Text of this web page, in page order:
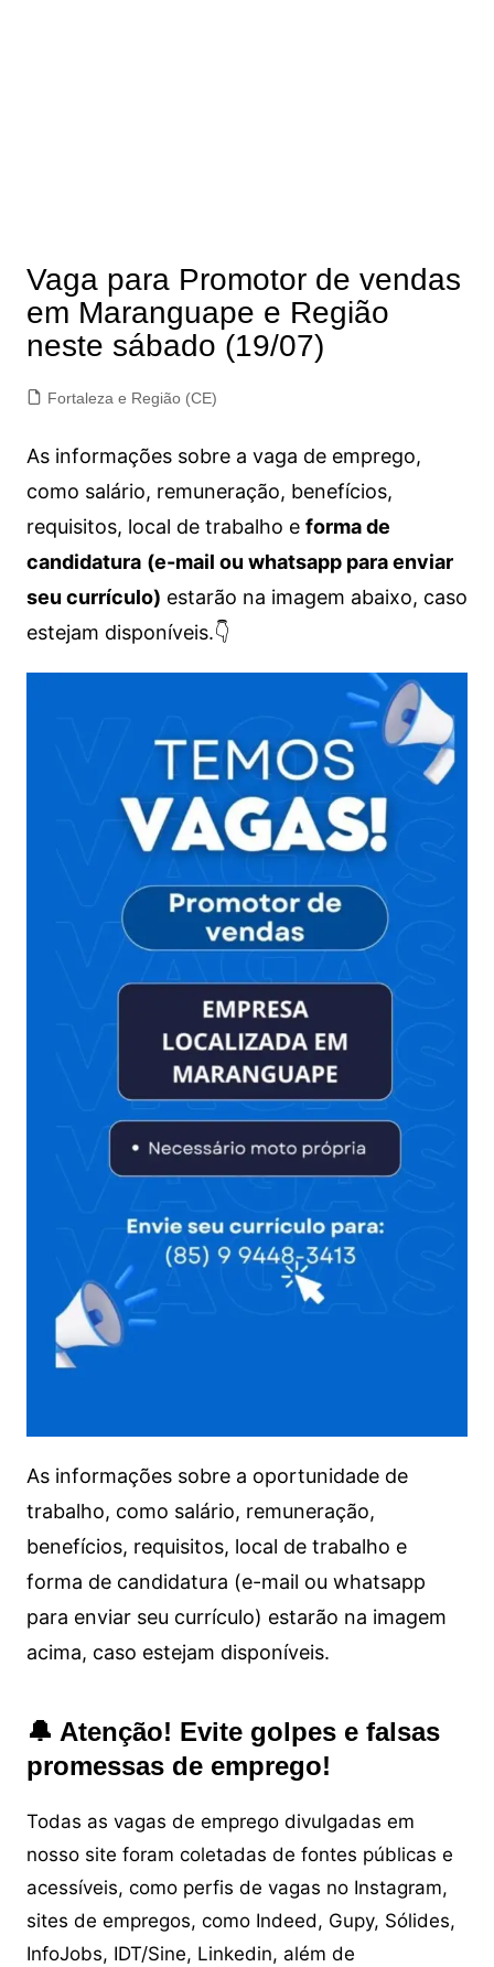
Vaga para Promotor de vendas
em Maranguape e Região
neste sábado (19/07)
Fortaleza e Região (CE)
As informações sobre a vaga de emprego,
como salário, remuneração, benefícios,
requisitos, local de trabalho e forma de
candidatura (e-mail ou whatsapp para enviar
seu currículo) estarão na imagem abaixo, caso
estejam disponíveis.👇
As informações sobre a oportunidade de
trabalho, como salário, remuneração,
benefícios, requisitos, local de trabalho e
forma de candidatura (e-mail ou whatsapp
para enviar seu currículo) estarão na imagem
acima, caso estejam disponíveis.
🔔 Atenção! Evite golpes e falsas
promessas de emprego!
Todas as vagas de emprego divulgadas em
nosso site foram coletadas de fontes públicas e
acessíveis, como perfis de vagas no Instagram,
sites de empregos, como Indeed, Gupy, Sólides,
InfoJobs, IDT/Sine, Linkedin, além de